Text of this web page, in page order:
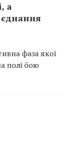
а
фаза якої
полі бою